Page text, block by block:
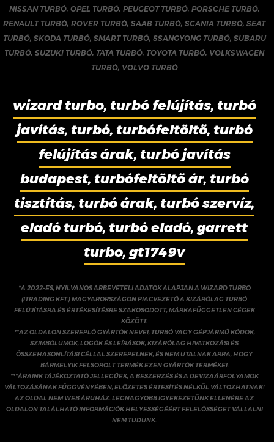
NISSAN TURBÓ, OPEL TURBÓ, PEUGEOT TURBÓ, PORSCHE TURBÓ,
RENAULT TURBÓ,ROVER TURBÓ,SAAB TURBÓ,SCANIA TURBÓ,SEAT
TURBÓ, SKODA TURBÓ, SMART TURBÓ, SSANGYONG TURBÓ, SUBARU
TURBÓ,SUZUKI TURBÓ, TATA TURBÓ, TOYOTA TURBÓ, VOLKSWAGEN
TURBÓ, VOLVO TURBÓ
wizard turbo, turbó felújítás, turbó
javítás, turbó, turbófeltöltő, turbó
felújítás árak, turbó javítás
budapest, turbófeltöltő ár, turbó
tisztítás, turbó árak, turbó szervíz,
eladó turbó, turbó eladó, garrett
turbo, gt1749v
*A 2022-ES, NYÍLVÁNOS ÁRBEVÉTELI ADATOK ALAPJÁN A WIZARD TURBO
(ITRADING KFT.) MAGYARORSZÁGON PIACVEZETŐ A KIZÁRÓLAG TURBÓ
FELÚJÍTÁSRA ÉS ÉRTÉKESÍTÉSRE SZAKOSODOTT, MÁRKAFÜGGETLEN CÉGEK
KÖZÖTT.
**AZ OLDALON SZEREPLŐ GYÁRTÓK NEVEI, TURBÓ VAGY GÉPJÁRMŰ KÓDOK,
SZIMBÓLUMOK, LOGÓK ÉS LEÍRÁSOK, KIZÁRÓLAG HIVATKOZÁSI ÉS
ÖSSZEHASONLÍTÁSI CÉLLAL SZEREPELNEK, ÉS NEM UTALNAK ARRA, HOGY
BÁRMELYIK FELSOROLT TERMÉK EZEN GYÁRTÓK TERMÉKEI.
***ÁRAINK TÁJÉKOZTATÓ JELLEGŰEK, A BESZERZÉS ÉS A DEVIZAÁRFOLYAMOK
VÁLTOZÁSÁNAK FÜGGVÉNYÉBEN, ELŐZETES ÉRTESÍTÉS NÉLKÜL VÁLTOZHATNAK!
AZ OLDAL NEM WEB ÁRUHÁZ. LEGNAGYOBB IGYEKEZETÜNK ELLENÉRE AZ
OLDALON TALÁLHATÓ INFORMÁCIÓK HELYESSÉGÉÉRT FELELŐSSÉGET VÁLLALNI
NEM TUDUNK.